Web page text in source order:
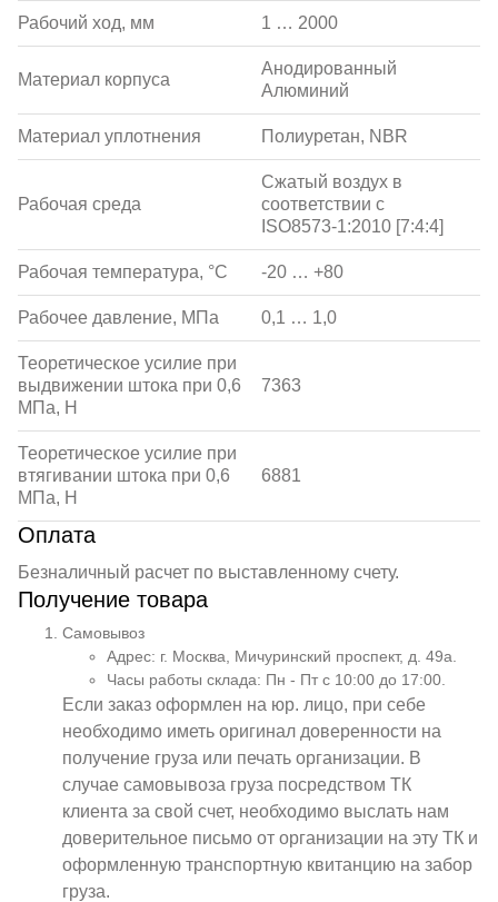
Рабочий ход, мм 1 … 2000
Материал корпуса
Анодированный
Алюминий
Материал уплотнения Полиуретан, NBR
Рабочая среда
Сжатый воздух в
соответствии с
ISO8573-1:2010 [7:4:4]
Рабочая температура, °С -20 … +80
Рабочее давление, МПа 0,1 … 1,0
Теоретическое усилие при
выдвижении штока при 0,6
МПа, Н
7363
Теоретическое усилие при
втягивании штока при 0,6
МПа, Н
6881
Оплата
Безналичный расчет по выставленному счету.
Получение товара
Самовывоз
Адрес: г. Москва, Мичуринский проспект, д. 49а.
Часы работы склада: Пн - Пт с 10:00 до 17:00.
Если заказ оформлен на юр. лицо, при себе
необходимо иметь оригинал доверенности на
получение груза или печать организации. В
случае самовывоза груза посредством ТК
клиента за свой счет, необходимо выслать нам
доверительное письмо от организации на эту ТК и
оформленную транспортную квитанцию на забор
груза.